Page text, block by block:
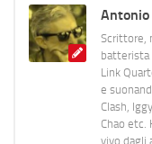
Antonio
Scrittore,
batterista
Link
e
Clash,
Chao etc.
vivo dagli